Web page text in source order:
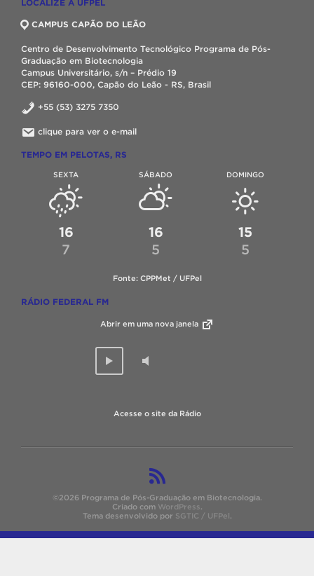
LOCALIZE A UFPEL
CAMPUS CAPÃO DO LEÃO
Centro de Desenvolvimento Tecnológico Programa de Pós-
Graduação em Biotecnologia
Campus Universitário, s/n – Prédio 19
CEP: 96160-000, Capão do Leão - RS, Brasil
+55 (53) 3275 7350
clique para ver o e-mail
TEMPO EM PELOTAS, RS
SEXTA
16
7
SÁBADO
16
5
DOMINGO
15
5
Fonte: CPPMet / UFPel
RÁDIO FEDERAL FM
Abrir em uma nova janela
Acesse o site da Rádio
©2026 Programa de Pós-Graduação em Biotecnologia.
Criado com WordPress.
Tema desenvolvido por SGTIC / UFPel .